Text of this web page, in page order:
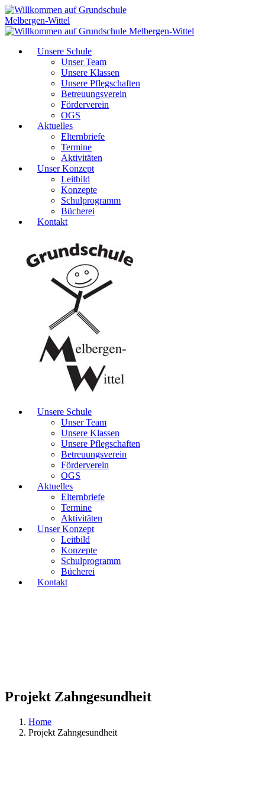
Unsere Schule
Unser Team
Unsere Klassen
Unsere Pflegschaften
Betreuungsverein
Förderverein
OGS
Aktuelles
Elternbriefe
Termine
Aktivitäten
Unser Konzept
Leitbild
Konzepte
Schulprogramm
Bücherei
Kontakt
Unsere Schule
Unser Team
Unsere Klassen
Unsere Pflegschaften
Betreuungsverein
Förderverein
OGS
Aktuelles
Elternbriefe
Termine
Aktivitäten
Unser Konzept
Leitbild
Konzepte
Schulprogramm
Bücherei
Kontakt
Projekt Zahngesundheit
Home
Projekt Zahngesundheit